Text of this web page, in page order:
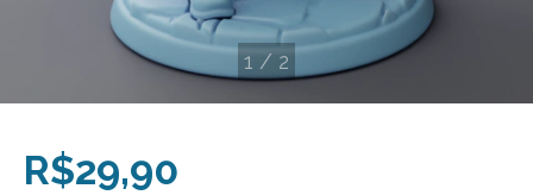
1 / 2
R$29,90